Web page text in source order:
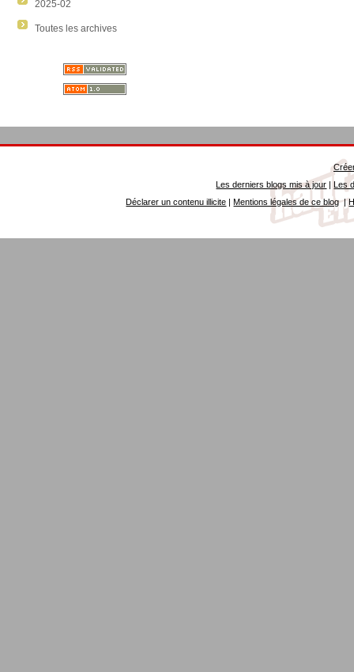
2025-02
Toutes les archives
Les derniers blogs mis à jour |Les
Déclarer un contenu illicite |Mentions légales de ce blog|